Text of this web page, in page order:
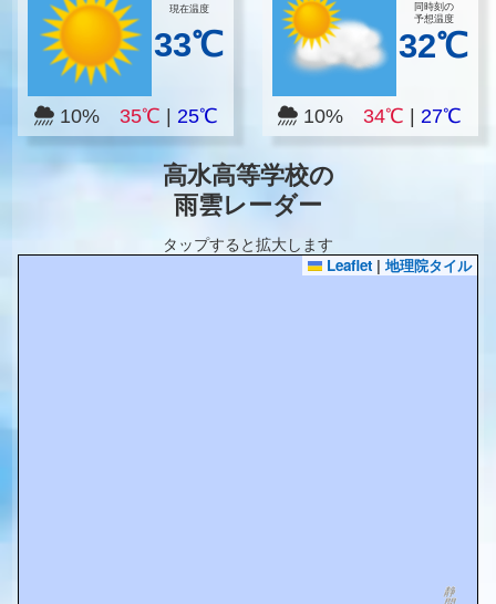
現在温度
33℃
10% 35℃ 25℃
同時刻の
予想温度
32℃
10%34℃ |27℃
高水高等学校の
雨雲レーダー
タップすると拡大します
Leaflet | 地理院タイル